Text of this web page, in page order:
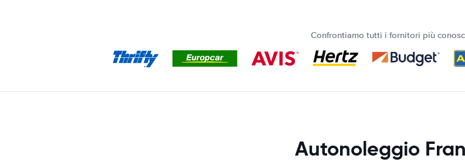
Confrontiamo tutti i fornitori più
Autonoleggio